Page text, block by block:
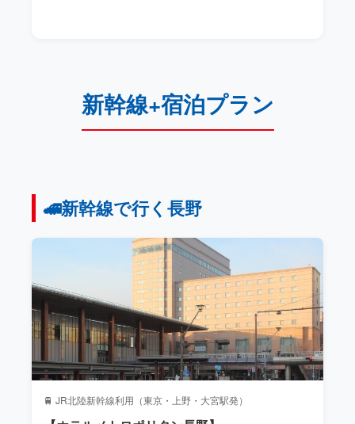
新幹線+宿泊プラン
🚄新幹線で行く長野
🚆 JR北陸新幹線利用（東京・上野・大宮駅発）